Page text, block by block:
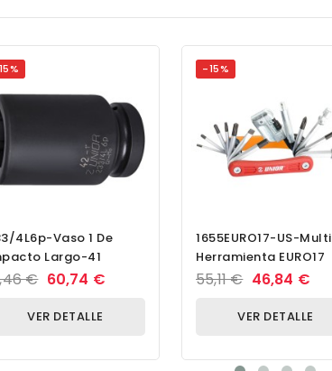
4L6p-Vaso 1 De
Largo-41
€ 60,74 €
VER DETALLE
-15%
1655EURO17-US-Multi
Herramienta EURO17
55,11 € 46,84 €
VER DETALLE